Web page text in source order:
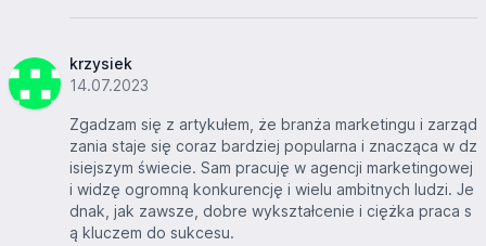
krzysiek
14.07.2023
Zgadzam się z artykułem, że branża marketingu i zarząd
zania staje się coraz bardziej popularna i znacząca w dz
isiejszym świecie. Sam pracuję w agencji marketingowej
i widzę ogromną konkurencję i wielu ambitnych ludzi. Je
dnak, jak zawsze, dobre wykształcenie i ciężka praca s
ą kluczem do sukcesu.